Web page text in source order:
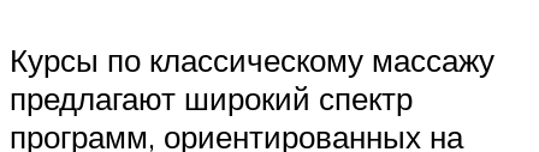
Курсы по классическому массажу
предлагают широкий спектр
программ, ориентированных на